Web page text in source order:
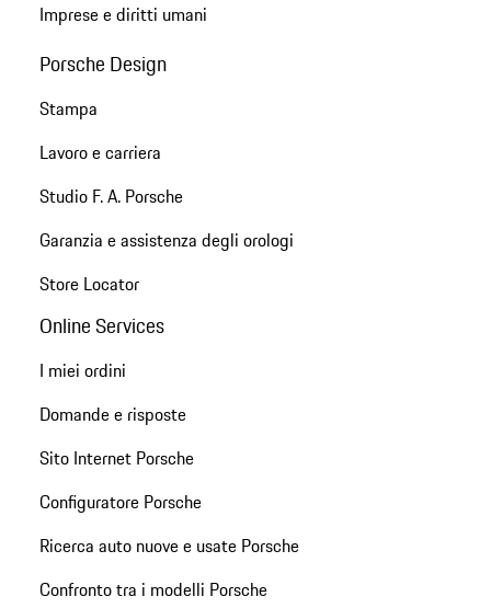
Imprese e diritti umani
Porsche Design
Stampa
Lavoro e carriera
Studio F. A. Porsche
Garanzia e assistenza degli orologi
Store Locator
Online Services
I miei ordini
Domande e risposte
Sito Internet Porsche
Configuratore Porsche
Ricerca auto nuove e usate Porsche
Confronto tra i modelli Porsche